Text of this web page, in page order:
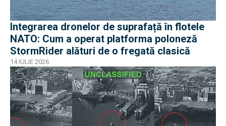
Integrarea dronelor de suprafață în flotele
NATO: Cum a operat platforma poloneză
StormRider alături de o fregată clasică
14 IULIE 2026